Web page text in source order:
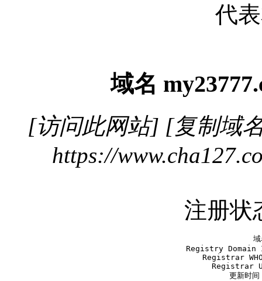
代
域名
[访问此网站] [复制域
https://
注册状
Registry Domain
Registrar
Registrar
更新时